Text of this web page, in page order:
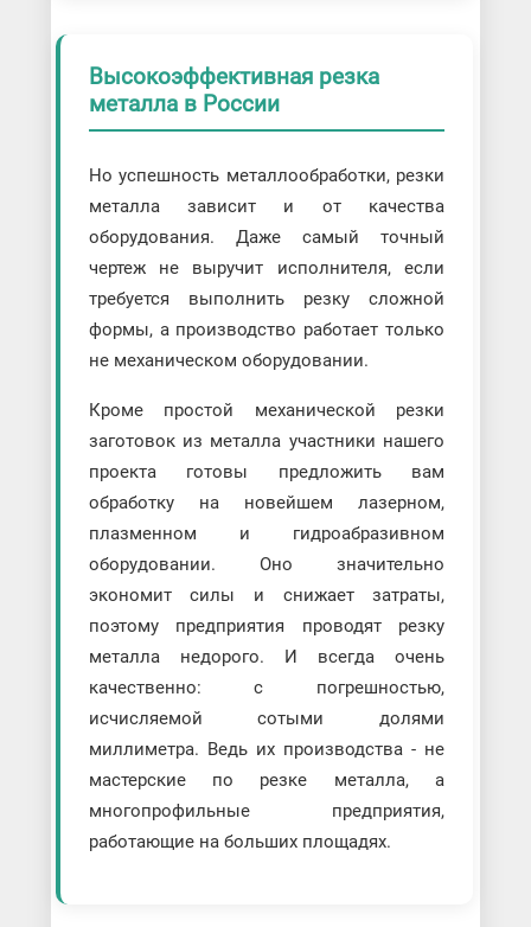
Высокоэффективная резка
металла в России
Но успешность металлообработки, резки
металла зависит и от качества
оборудования. Даже самый точный
чертеж не выручит исполнителя, если
требуется выполнить резку сложной
формы, а производство работает только
не механическом оборудовании.
Кроме простой механической резки
заготовок из металла участники нашего
проекта готовы предложить вам
обработку на новейшем лазерном,
плазменном и гидроабразивном
оборудовании. Оно значительно
экономит силы и снижает затраты,
поэтому предприятия проводят резку
металла недорого. И всегда очень
качественно: с погрешностью,
исчисляемой сотыми долями
миллиметра. Ведь их производства - не
мастерские по резке металла, а
многопрофильные предприятия,
работающие на больших площадях.